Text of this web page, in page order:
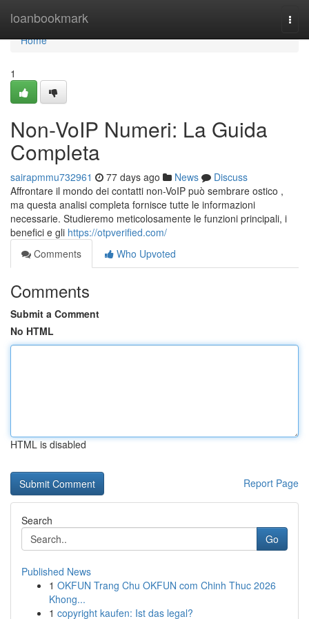
loanbookmark
Home
Home
1
Non-VoIP Numeri: La Guida
Completa
sairapmmu732961 77 days ago News
Discuss
Affrontare il mondo dei contatti non-VoIP può sembrare ostico ,
ma questa analisi completa fornisce tutte le informazioni
necessarie. Studieremo meticolosamente le funzioni principali, i
benefici e gli https://otpverified.com/
Comments
Who Upvoted
Comments
Submit a Comment
No HTML
HTML is disabled
Report Page
Search
Go
Published News
1 OKFUN Trang Chu OKFUN com Chinh Thuc 2026
Khong...
1 copyright kaufen: Ist das legal?